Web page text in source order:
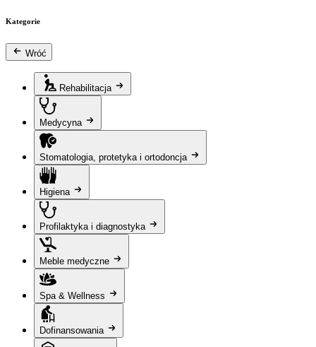
Kategorie
Wróć
Rehabilitacja
Medycyna
Stomatologia, protetyka i ortodoncja
Higiena
Profilaktyka i diagnostyka
Meble medyczne
Spa & Wellness
Dofinansowania